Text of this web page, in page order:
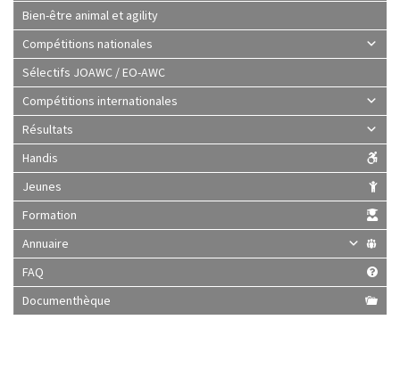
Bien-être animal et agility
Compétitions nationales
Sélectifs JOAWC / EO-AWC
Compétitions internationales
Résultats
Handis
Jeunes
Formation
Annuaire
FAQ
Documenthèque